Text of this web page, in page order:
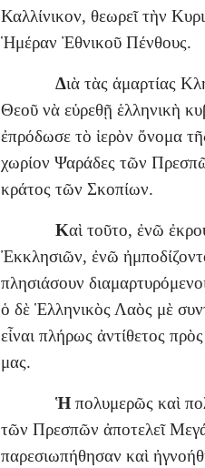
Καλλίνικον, θεωρεῖ τὴν
Ἡμέραν Ἐθνικοῦ Πένθους.
Διὰ τὰς ἁμαρτίας
Θεοῦ νὰ εὑρεθῇ ἑλληνικὴ
ἐπρόδωσε τὸ ἱερὸν ὄνομα
χωρίον Ψαράδες τῶν
κράτος τῶν Σκοπίων.
Καὶ τοῦτο, ἐνῶ
Ἐκκλησιῶν, ἐνῶ
πλησιάσουν
ὁ δὲ Ἑλληνικὸς Λαὸς μὲ
εἶναι πλήρως ἀντίθετος
μας.
Ἡ πολυμερῶς καὶ
τῶν Πρεσπῶν ἀποτελεῖ
παρεσιωπήθησαν καὶ